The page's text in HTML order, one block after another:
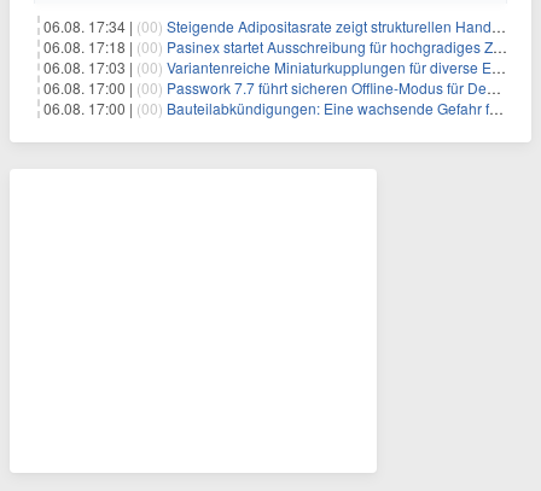
06.08. 17:34 | (00) Steigende Adipositasrate zeigt strukturellen Handlungsbedarf bei der Ernährung schulpflichtiger Kinder
06.08. 17:18 | (00) Pasinex startet Ausschreibung für hochgradiges Zinksulfidkonzentrat mit Germanium- und Silbergehalten und stellt ein Betriebsupdate bereit
06.08. 17:03 | (00) Variantenreiche Miniaturkupplungen für diverse Einsatzbereiche
06.08. 17:00 | (00) Passwork 7.7 führt sicheren Offline-Modus für Desktop- und Mobile-Apps ein
06.08. 17:00 | (00) Bauteilabkündigungen: Eine wachsende Gefahr für industrielle Elektroniksysteme